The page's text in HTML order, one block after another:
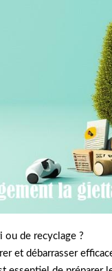
ou de recyclage ?
et débarrasser